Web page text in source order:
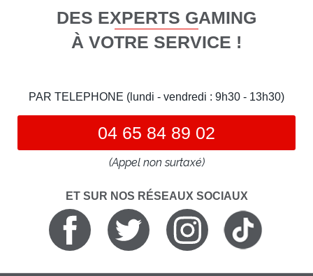
DES EXPERTS GAMING
À VOTRE SERVICE !
PAR TELEPHONE (lundi - vendredi : 9h30 - 13h30)
04 65 84 89 02
(Appel non surtaxé)
ET SUR NOS RÉSEAUX SOCIAUX